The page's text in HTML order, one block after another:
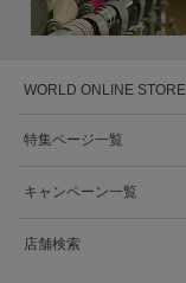
WORLD ONLINE STORE
特集ページ一覧
キャンペーン一覧
店舗検索